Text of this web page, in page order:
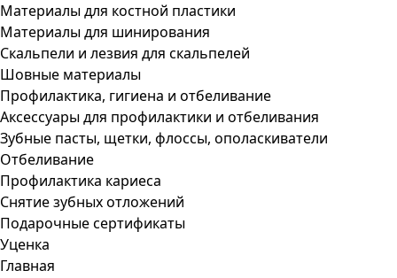
Материалы для костной пластики
Материалы для шинирования
Скальпели и лезвия для скальпелей
Шовные материалы
Профилактика, гигиена и отбеливание
Аксессуары для профилактики и отбеливания
Зубные пасты, щетки, флоссы, ополаскиватели
Отбеливание
Профилактика кариеса
Снятие зубных отложений
Подарочные сертификаты
Уценка
Главная